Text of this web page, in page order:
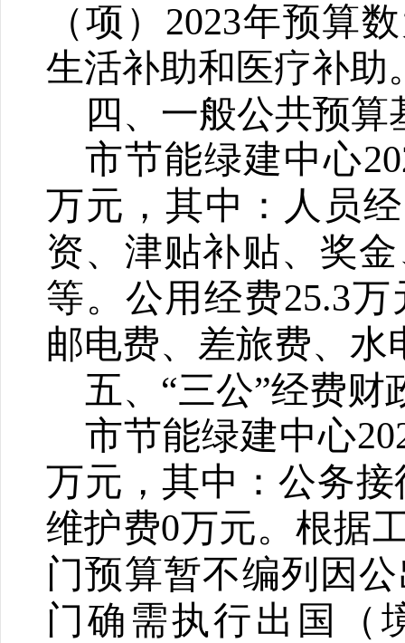
（项）2023年预算
生活补助和医疗补助
四、一般公共预
市节能绿建中心
万元，其中：人员
资、津贴补贴、奖
等。 公用经费25.3万
邮电费、差旅费、水
五、“三公”经费财
市节能绿建中心
万元，其中：公务接
维护费0万元。根据
门预算暂不编列因
门确需执行出国（